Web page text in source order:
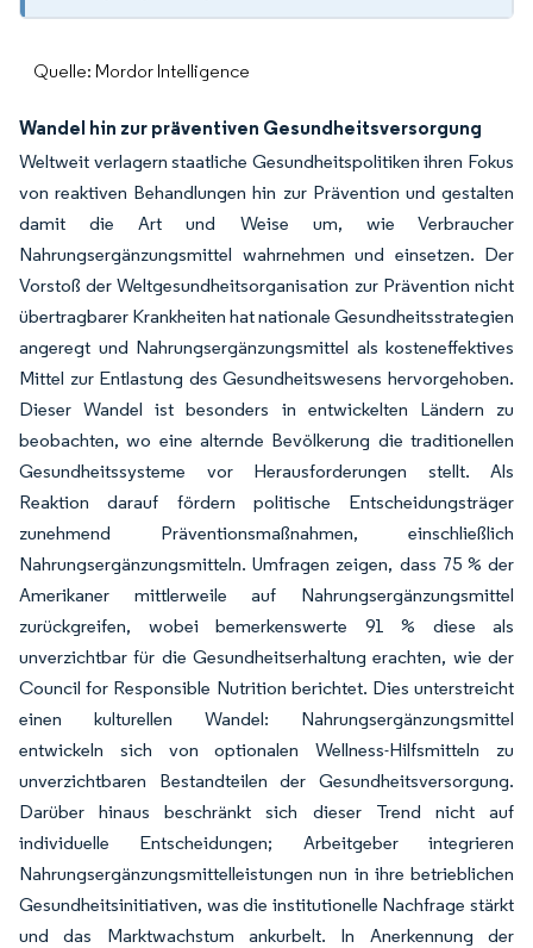
Quelle: Mordor Intelligence
Wandel hin zur präventiven Gesundheitsversorgung
Weltweit verlagern staatliche Gesundheitspolitiken ihren Fokus
von reaktiven Behandlungen hin zur Prävention und gestalten
damit die Art und Weise um, wie Verbraucher
Nahrungsergänzungsmittel wahrnehmen und einsetzen. Der
Vorstoß der Weltgesundheitsorganisation zur Prävention nicht
übertragbarer Krankheiten hat nationale Gesundheitsstrategien
angeregt und Nahrungsergänzungsmittel als kosteneffektives
Mittel zur Entlastung des Gesundheitswesens hervorgehoben.
Dieser Wandel ist besonders in entwickelten Ländern zu
beobachten, wo eine alternde Bevölkerung die traditionellen
Gesundheitssysteme vor Herausforderungen stellt. Als
Reaktion darauf fördern politische Entscheidungsträger
zunehmend Präventionsmaßnahmen, einschließlich
Nahrungsergänzungsmitteln. Umfragen zeigen, dass 75 % der
Amerikaner mittlerweile auf Nahrungsergänzungsmittel
zurückgreifen, wobei bemerkenswerte 91 % diese als
unverzichtbar für die Gesundheitserhaltung erachten, wie der
Council for Responsible Nutrition berichtet. Dies unterstreicht
einen kulturellen Wandel: Nahrungsergänzungsmittel
entwickeln sich von optionalen Wellness-Hilfsmitteln zu
unverzichtbaren Bestandteilen der Gesundheitsversorgung.
Darüber hinaus beschränkt sich dieser Trend nicht auf
individuelle Entscheidungen; Arbeitgeber integrieren
Nahrungsergänzungsmittelleistungen nun in ihre betrieblichen
Gesundheitsinitiativen, was die institutionelle Nachfrage stärkt
und das Marktwachstum ankurbelt. In Anerkennung der